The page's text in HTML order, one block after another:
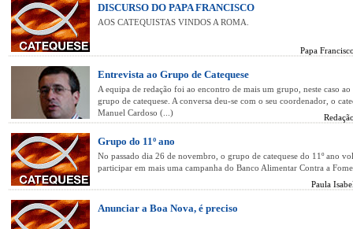
DISCURSO DO PAPA FRANCISCO
Papa
AOS CATEQUISTAS VINDOS A ROMA.
Entrevista ao Grupo de Catequese
A equipa de redação foi ao encontro de mais um grupo, neste caso
grupo de catequese. A conversa deu-se com o seu coordenador, o
Manuel Cardoso (...)
Grupo do 11º ano
Paula
No passado dia 26 de novembro, o grupo de catequese do 11º ano
participar em mais uma campanha do Banco Alimentar Contra a
Anunciar a Boa Nova, é preciso